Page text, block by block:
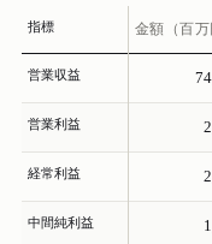
指標 金額（百万
営業収益
営業利益
経常利益
中間純利益